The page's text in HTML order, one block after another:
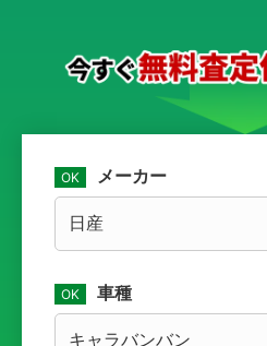
メーカー
車種